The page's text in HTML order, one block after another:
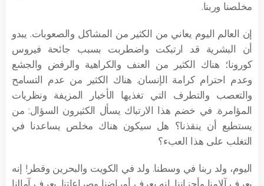
مخلصنا وربنا.
إن العالم اليوم يعاني من الكثير من المشاكل والصعوبات. يبدو
أن البشرية قد ارتبكت واضطربت بسبب جائحة فيروس
كورونا؛ هناك الكثير من العنف والكراهية والرفض والجشع
وعدم احترام كرامة الإنسان. هناك الكثير من عدم التسامح
والتعصب والتطرف التي تغذيها الأخبار المزيفة ونظريات
المؤامرة. في خضم هذا الارتباك يسأل الكثيرون السؤال: من
يستطيع أن ينقذنا؟ هل سيكون هناك مخلص يساعدنا في
التغلب على هذا العبء؟
اليوم، ولد ربنا في وسطنا. ولد في الكويت والبحرين وقطر! إنه